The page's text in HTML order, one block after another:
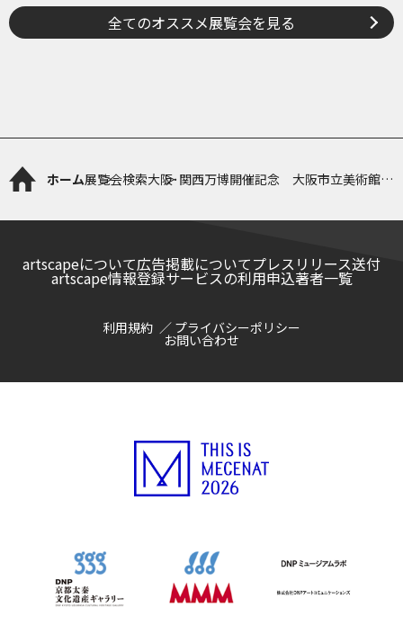
全てのオススメ展覧会を見る
ホーム展覧会検索大阪･関西万博開催記念 大阪市立美術館リ
artscapeについて広告掲載についてプレスリリース送付
artscape情報登録サービスの利用申込著者一覧
利用規約 プライバシーポリシー
お問い合わせ